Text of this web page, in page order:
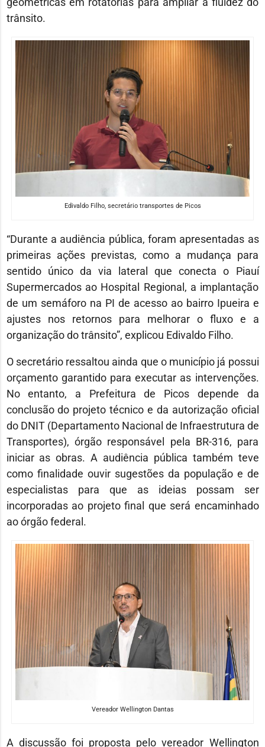
trânsito.
Edivaldo Filho, secretário transportes de Picos
“Durante a audiência pública, foram apresentadas as
primeiras ações previstas, como a mudança para
sentido único da via lateral que conecta o Piauí
Supermercados ao Hospital Regional, a implantação
de um semáforo na PI de acesso ao bairro Ipueira e
ajustes nos retornos para melhorar o fluxo e a
organização do trânsito”, explicou Edivaldo Filho.
O secretário ressaltou ainda que o município já possui
orçamento garantido para executar as intervenções.
No entanto, a Prefeitura de Picos depende da
conclusão do projeto técnico e da autorização oficial
do DNIT (Departamento Nacional de Infraestrutura de
Transportes), órgão responsável pela BR-316, para
iniciar as obras. A audiência pública também teve
como finalidade ouvir sugestões da população e de
especialistas para que as ideias possam ser
incorporadas ao projeto final que será encaminhado
ao órgão federal.
Vereador Wellington Dantas
A discussão foi proposta pelo vereador Wellington